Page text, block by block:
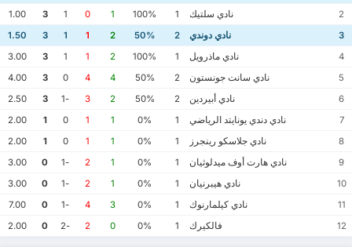
2
نادي سلتيك 1
100%
1
0
1
3
1.00
3
نادي دوندي 2
50%
2
1
1
3
1.50
4
نادي ماذرويل 1
100%
2
1
1
3
3.00
5
نادي سانت جونستون 2
50%
4
4
0
3
4.00
6
نادي أبيردين 2
50%
2
3
-1
3
2.50
7
نادي دندي يونايتد الرياضي 1
0%
1
1
0
1
2.00
8
نادي جلاسكو رينجرز 1
0%
1
1
0
1
2.00
9
نادي هارت أوف ميدلوثيان 1
0%
1
2
-1
0
3.00
10
نادي هيبرنيان 1
0%
1
2
-1
0
3.00
11
نادي كيلمارنوك 1
0%
3
4
-1
0
7.00
12
فالكيرك 1
0%
0
2
-2
0
2.00